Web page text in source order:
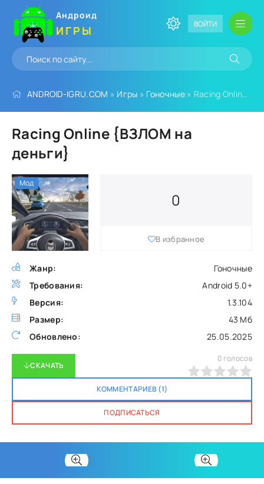
Андроид
ИГРЫ ВОЙТИ
ANDROID-IGRU.COM » Игры » Гоночные» Racing Online {ВЗЛОМ на деньги}
Racing Online {ВЗЛОМ на
деньги}
Жанр:
Гоночные
Требования:
Android 5.0+
Версия:
1.3.104
Размер:
43 Мб
Обновлено:
25.05.2025
0
В избранное
СКАЧАТЬ
КОММЕНТАРИЕВ (1)
ПОДПИСАТЬСЯ
0 голосов
Мод